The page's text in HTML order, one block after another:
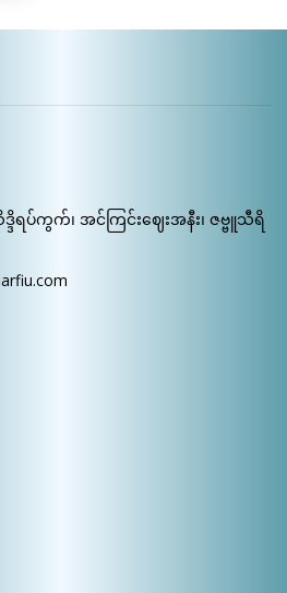
ဒိရပ်ကွက်၊ အင်ကြင်းဈေးအနီး၊ ဇဗ္ဗူသီရိ